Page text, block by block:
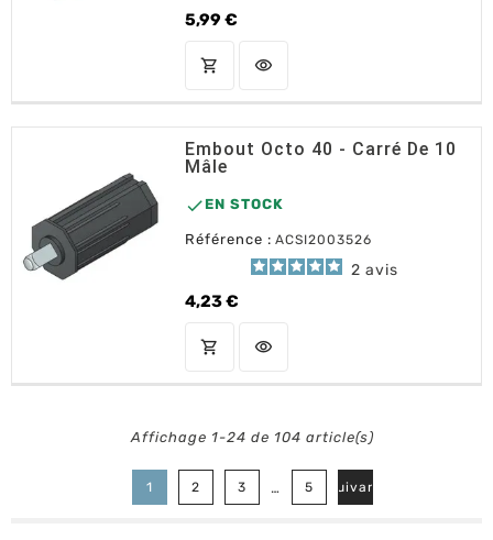
5,99 €
Prix
shopping_cart AJOUTER AU PANIER
visibility
Embout Octo 40 - Carré De 10
Mâle
 EN STOCK
Référence : ACSI2003526
2 avis
4,23 €
Prix
shopping_cart AJOUTER AU PANIER
visibility
Affichage 1-24 de 104 article(s)
1 2 3 … 5 Suivant